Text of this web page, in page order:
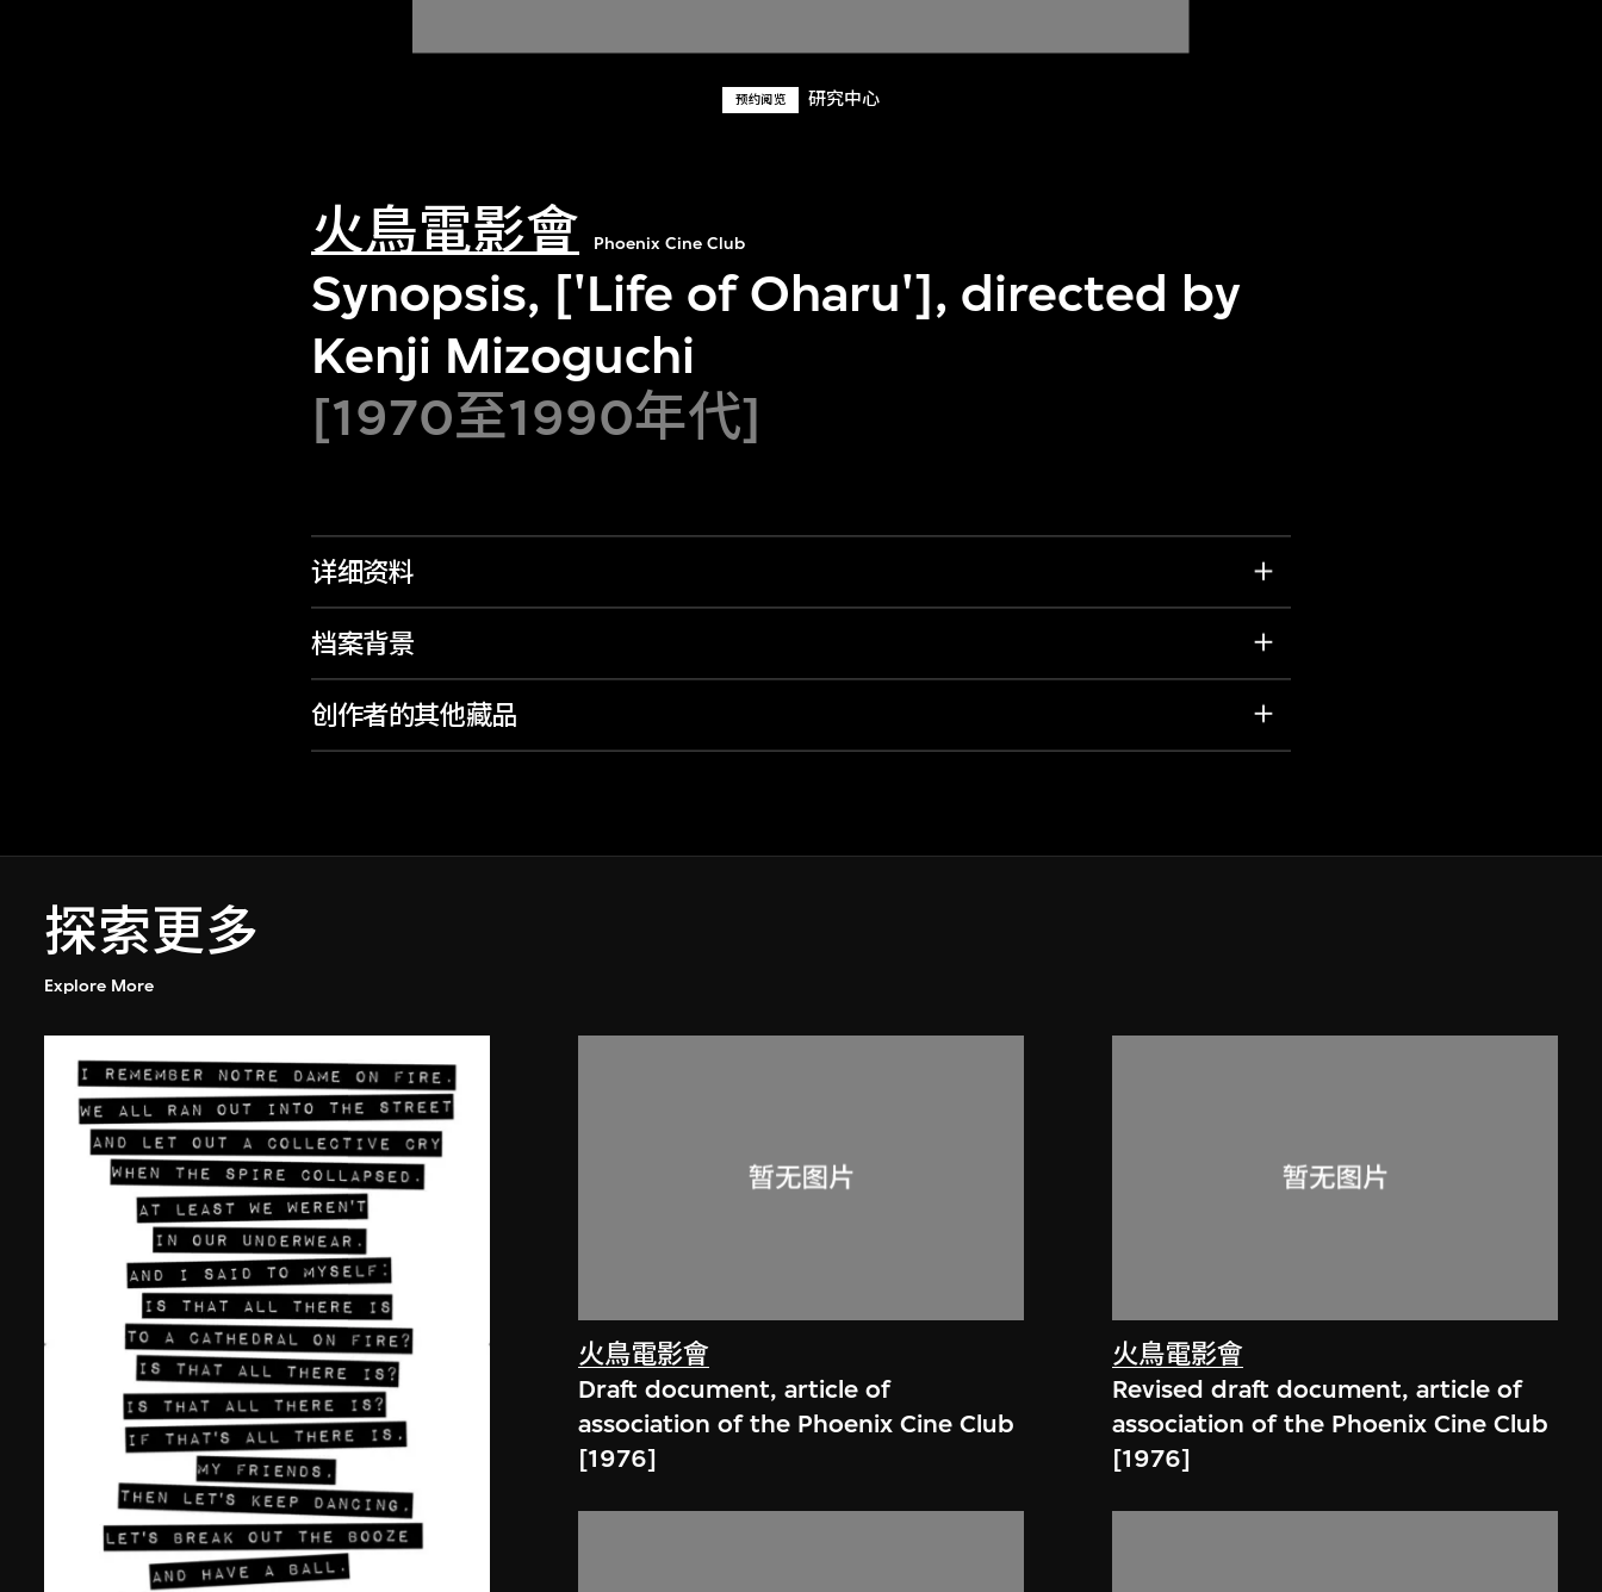
预约阅览 研究中心
火鳥電影會 Phoenix Cine Club
Synopsis, ['Life of Oharu'], directed by
Kenji Mizoguchi
[1970至1990年代]
详细资料
档案背景
创作者的其他藏品
探索更多
Explore More
火鳥電影會
Draft document, article of
association of the Phoenix Cine Club
[1976]
火鳥電影會
Revised draft document, article of
association of the Phoenix Cine Club
[1976]